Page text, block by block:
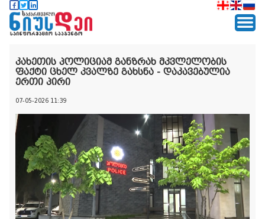
კახეთის პოლიციამ განზრახ მკვლელობის
ფაქტი ცხელ კვალზე გახსნა - დაკავებულია
ერთი პირი
07-05-2026 11:39